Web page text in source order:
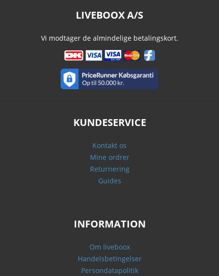
LIVEBOOX A/S
Vi modtager de almindelige betalingskort.
KUNDESERVICE
Kontakt os
Mine ordrer
Returnering
Guides
INFORMATION
Om liveboox
Handelsbetingelser
Persondatapolitik